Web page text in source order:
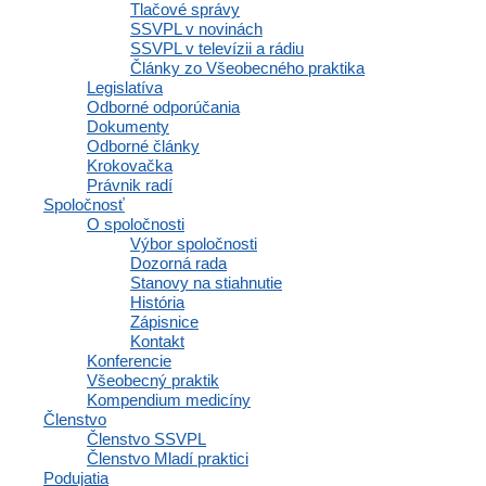
Tlačové správy
SSVPL v novinách
SSVPL v televízii a rádiu
Články zo Všeobecného praktika
Legislatíva
Odborné odporúčania
Dokumenty
Odborné články
Krokovačka
Právnik radí
Spoločnosť
O spoločnosti
Výbor spoločnosti
Dozorná rada
Stanovy na stiahnutie
História
Zápisnice
Kontakt
Konferencie
Všeobecný praktik
Kompendium medicíny
Členstvo
Členstvo SSVPL
Členstvo Mladí praktici
Podujatia
Polianky 5, 841 01 Bratislava
DIČ: 2020971502
Členstvo
Osobné informácie a profil
Výhody a zľavy
Vzdelávacie materiály a odborné zdroje
Zápisnice a interné dokumenty spoločnosti
Komunikácia a správy
Inzercia abmulancií
Domovská stránka
Osobné informácie a profil
Výhody a zľavy